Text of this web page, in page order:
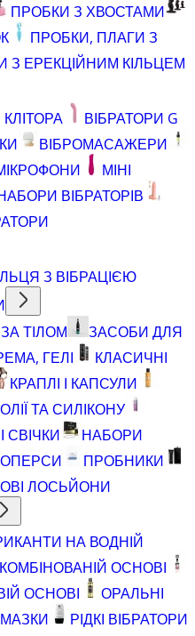
ПРОБКИ З ХВОСТАМИ
ПРОБКИ, ПЛАГИ З
З ЕРЕКЦІЙНИМ КІЛЬЦЕМ
ВІБРАТОРИ G
ВІБРОМАСАЖЕРИ
МІНІ
ВІБРАТОРІВ
З ВІБРАЦІЄЮ
ТІЛОМ
ЗАСОБИ ДЛЯ
ГЕЛІ
КЛАСИЧНІ
КРАПЛІ І КАПСУЛИ
ТА СИЛІКОНУ
СВІЧКИ
НАБОРИ
ПРОБНИКИ
ЛОСЬЙОНИ
НА ВОДНІЙ
ОСНОВІ
ОСНОВІ
ОРАЛЬНІ
РІДКІ ВІБРАТОРИ